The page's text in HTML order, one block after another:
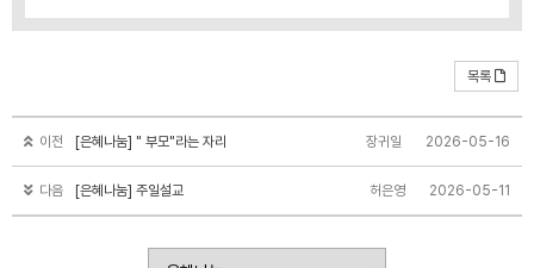
목록
2026-05-16
장귀일
이전 [은혜나눔] " 부모"라는 자리
2026-05-11
허은영
다음 [은혜나눔] 주일설교